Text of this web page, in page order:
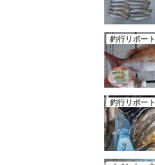
釣行リポート
釣行リポート